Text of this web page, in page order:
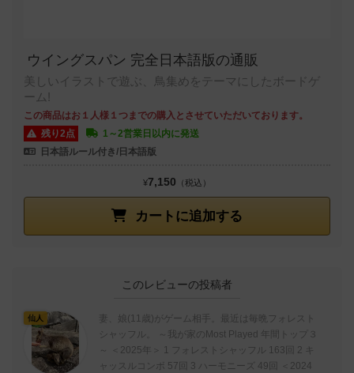
ウイングスパン 完全日本語版の通販
美しいイラストで遊ぶ、鳥集めをテーマにしたボードゲ
ーム!
この商品はお１人様１つまでの購入とさせていただいております。
残り2点
1～2営業日以内に発送
日本語ルール付き/日本語版
カートに追加する
¥7,150 （税込）
このレビューの投稿者
仙人
妻、娘(11歳)がゲーム相手。最近は毎晩フォレスト
シャッフル。 ～我が家のMost Played 年間トップ３
～ ＜2025年＞ 1 フォレストシャッフル 163回 2 キ
ャッスルコンボ 57回 3 ハーモニーズ 49回 ＜2024